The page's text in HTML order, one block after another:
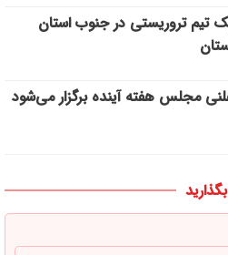
تیم تروریستی در جنوب استان
مجلس هفته آینده برگزار می‌شود